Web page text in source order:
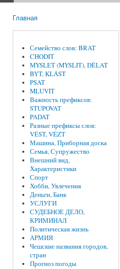
Главная
Семейство слов: BRAT
CHODIT
MYSLET (MYSLIT), DĚLAT
BYT, KLÁST
PSAT
MLUVIT
Важность префиксов:
STUPOVAT
PADAT
Разные префиксы слов:
VÉST, VÉZT
Машина, Приборная доска
Семья, Супружество
Внешний вид,
Характеристики
Спорт
Хобби, Увлечения
Деньги, Банк
УСЛУГИ
СУДЕБНОЕ ДЕЛО,
КРИМИНАЛ
Политическая жизнь
АРМИЯ
Чешские названия городов,
стран
Прогноз погоды